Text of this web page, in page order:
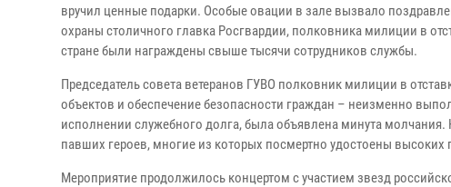
вручил ценные подарки. Особые овации в зале вызвало
охраны столичного главка Росгвардии, полковника милиции в
стране были награждены свыше тысячи сотрудников службы.
Председатель совета ветеранов ГУВО полковник милиции в
объектов и обеспечение безопасности граждан – неизменно
исполнении служебного долга, была объявлена минута
павших героев, многие из которых посмертно удостоены высоких
Мероприятие продолжилось концертом с участием звезд